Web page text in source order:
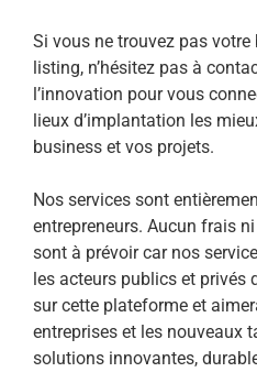
Si vous ne trouvez pas
listing, n’hésitez pas à
l’innovation pour vous
lieux d’implantation les
business et vos projets.
Nos services sont
entrepreneurs. Aucun frais
sont à prévoir car nos
les acteurs publics et privés
sur cette plateforme et
entreprises et les nouveaux
solutions innovantes,